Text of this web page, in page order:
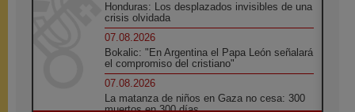
Honduras: Los desplazados invisibles de una
crisis olvidada
07.08.2026
Bokalic: "En Argentina el Papa León señalará
el compromiso del cristiano"
07.08.2026
La matanza de niños en Gaza no cesa: 300
muertos en 300 días